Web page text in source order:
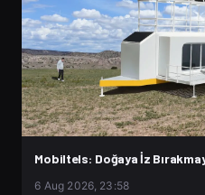
Mobiltels: Doğaya İz
6 Aug 2026, 23:58